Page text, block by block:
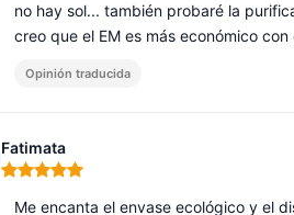
no hay sol... también probaré la
creo que el EM es más económico
Opinión traducida
Fatimata
Nota: 5 de 5
Me encanta el envase ecológico y el